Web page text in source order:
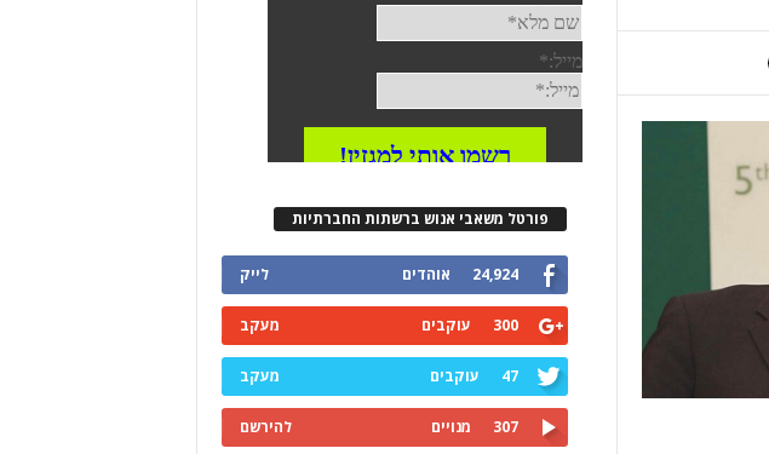
פורטל משאבי אנוש ברשתות החברתיות
24,924 אוהדים לייק
300 עוקבים מעקב
47 עוקבים מעקב
307 מנויים להירשם